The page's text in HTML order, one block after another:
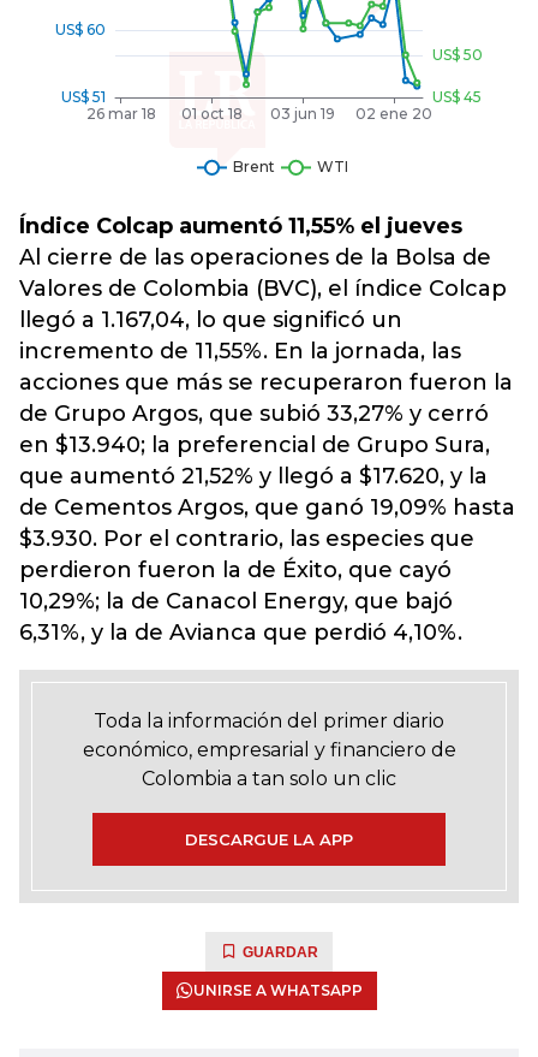
Índice Colcap aumentó 11,55% el jueves
Al cierre de las operaciones de la Bolsa de
Valores de Colombia (BVC), el índice Colcap
llegó a 1.167,04, lo que significó un
incremento de 11,55%. En la jornada, las
acciones que más se recuperaron fueron la
de Grupo Argos, que subió 33,27% y cerró
en $13.940; la preferencial de Grupo Sura,
que aumentó 21,52% y llegó a $17.620, y la
de Cementos Argos, que ganó 19,09% hasta
$3.930. Por el contrario, las especies que
perdieron fueron la de Éxito, que cayó
10,29%; la de Canacol Energy, que bajó
6,31%, y la de Avianca que perdió 4,10%.
Toda la información del primer diario
económico, empresarial y financiero de
Colombia a tan solo un clic
DESCARGUE LA APP
GUARDAR
UNIRSE A WHATSAPP